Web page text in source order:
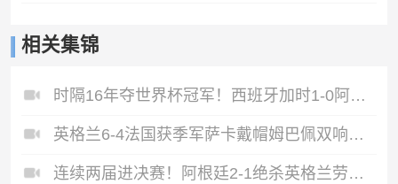
相关集锦
时隔16年夺世界杯冠军！西班牙加时1-0阿根廷费兰制胜恩佐染红
英格兰6-4法国获季军萨卡戴帽姆巴佩双响创纪录奥利塞2助+失良机
连续两届进决赛！阿根廷2-1绝杀英格兰劳塔罗恩佐破门梅西两助攻